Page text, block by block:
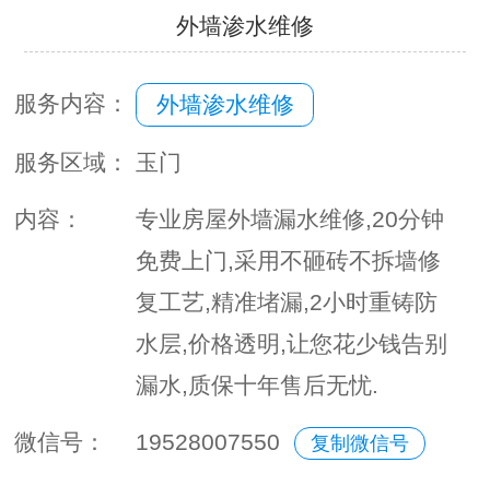
外墙渗水维修
服务内容： 外墙渗水维修
服务区域： 玉门
内容：
专业房屋外墙漏水维修,20分钟
免费上门,采用不砸砖不拆墙修
复工艺,精准堵漏,2小时重铸防
水层,价格透明,让您花少钱告别
漏水,质保十年售后无忧.
微信号： 19528007550 复制微信号